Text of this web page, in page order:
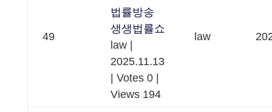
49
법률방송
생생법률쇼
law
2025.11.13
Votes 0
Views 194
law